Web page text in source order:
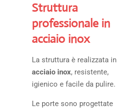
Struttura
professionale in
acciaio inox
La struttura è realizzata in
acciaio inox, resistente,
igienico e facile da pulire.
Le porte sono progettate